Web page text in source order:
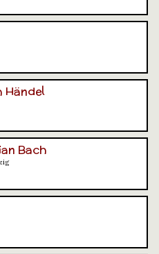
Händel
Bach